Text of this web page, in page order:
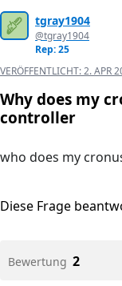
tgray1904
@tgray1904
Rep: 25
VERÖFFENTLICHT:2. APR
Why does my
controller
who does my
Diese Frage
Bewertung 2